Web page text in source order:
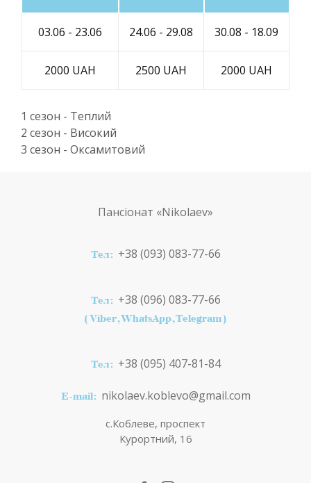
03.06 - 23.06 24.06 - 29.08 30.08 - 18.09
2000 UAH 2500 UAH 2000 UAH
1 сезон - Теплий
2 сезон - Високий
3 сезон - Оксамитовий
Пансіонат «Nikolaev»
Тел: +38 (093) 083-77-66
Тел: +38 (096) 083-77-66
(Viber,WhatsApp,Telegram)
Тел: +38 (095) 407-81-84
E-mail: nikolaev.koblevo@gmail.com
с.Коблеве, проспект
Курортний, 16